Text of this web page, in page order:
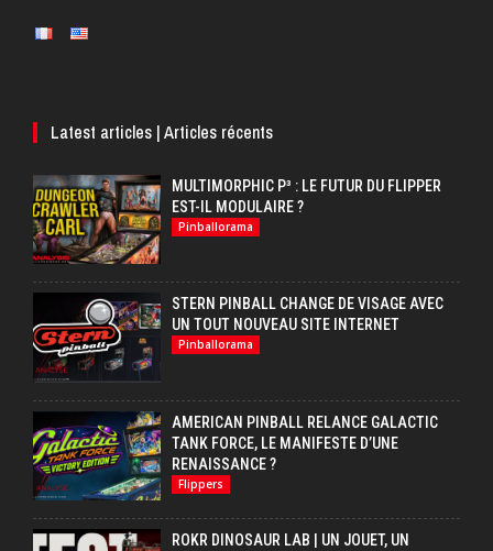
Latest articles | Articles récents
MULTIMORPHIC P³ : LE FUTUR DU FLIPPER
EST-IL MODULAIRE ?
Pinballorama
STERN PINBALL CHANGE DE VISAGE AVEC
UN TOUT NOUVEAU SITE INTERNET
Pinballorama
AMERICAN PINBALL RELANCE GALACTIC
TANK FORCE, LE MANIFESTE D’UNE
RENAISSANCE ?
Flippers
ROKR DINOSAUR LAB | UN JOUET, UN